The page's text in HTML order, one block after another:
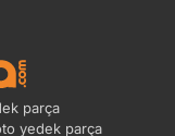
parça
yedek parça